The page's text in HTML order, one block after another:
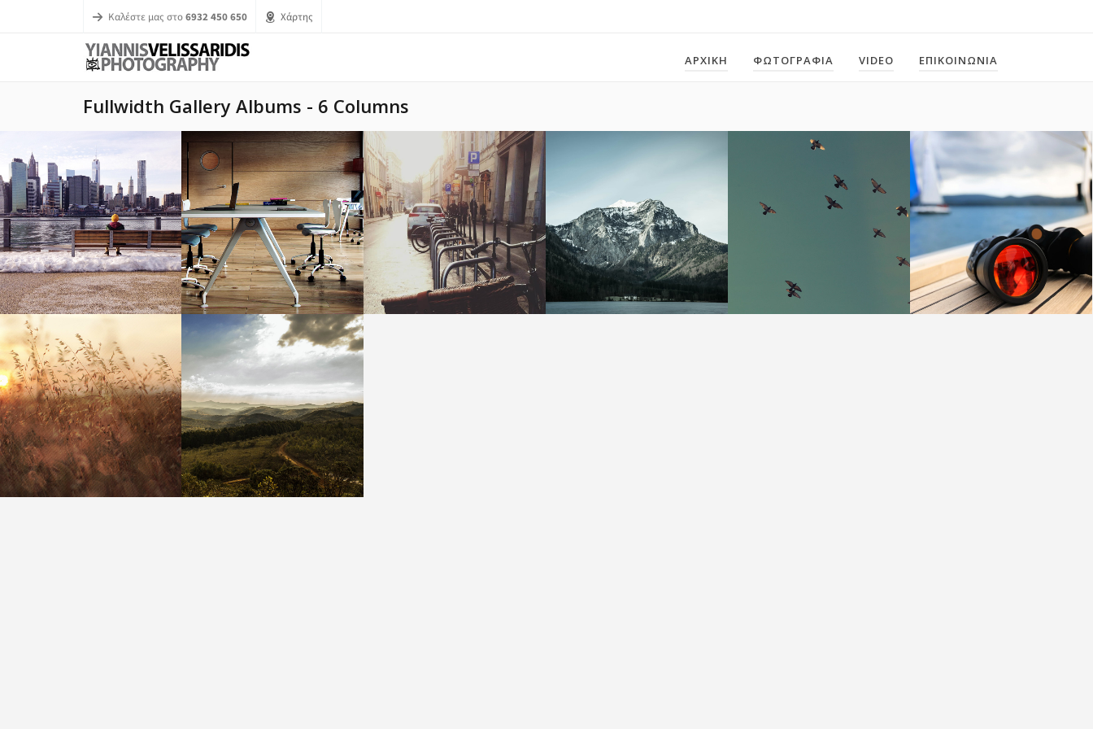
Καλέστε μας στο6932 450 650 Χάρτης
ΑΡΧΙΚΗ ΦΩΤΟΓΡΑΦΙΑ VIDEO ΕΠΙΚΟΙΝΩΝΙΑ
Fullwidth Gallery Albums - 6 Columns
Icy Cityscape Modern Office Sunny Day Snowy Mountain Birds in the sky Concrete Jungle
Summer Sunset Green Forest